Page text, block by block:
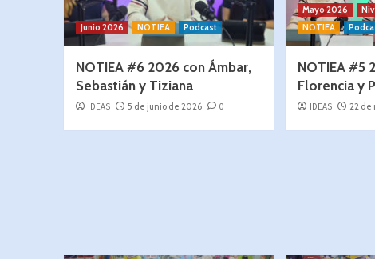
Junio 2026 NOTIEA Podcast
NOTIEA #6 2026 con Ámbar,
Sebastián y Tiziana
IDEAS 5 de junio de 2026 0
Mayo 2026
NOTIEA
NOTIEA #5
Florencia y
IDEAS 22 de